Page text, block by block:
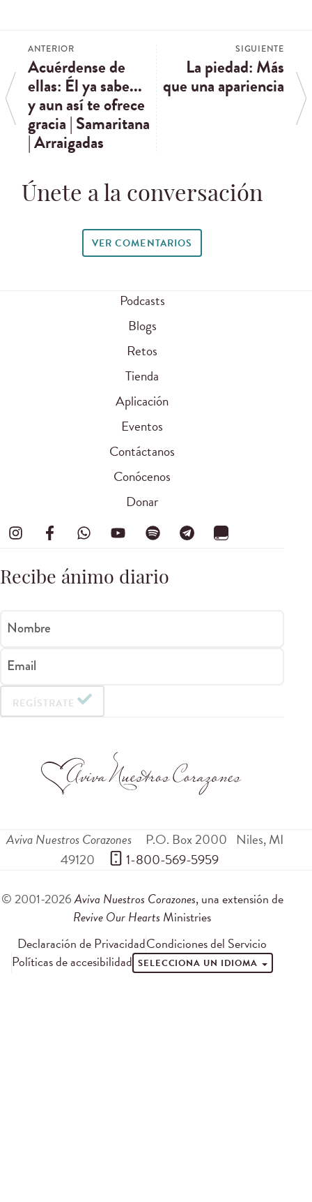
ANTERIOR
Acuérdense de
ellas: Él ya sabe...
y aun así te ofrece
gracia | Samaritana
| Arraigadas
SIGUIENTE
La piedad: Más
que una apariencia
Únete a la conversación
VER COMENTARIOS
Podcasts
Blogs
Retos
Tienda
Aplicación
Eventos
Contáctanos
Conócenos
Donar
Recibe ánimo diario
Nombre
Email
REGÍSTRATE
Aviva Nuestros Corazones P.O. Box 2000 Niles,MI
49120
1-800-569-5959
© 2001-2026Aviva Nuestros Corazones, una extensión de
Revive Our Hearts Ministries
Declaración de PrivacidadCondiciones del Servicio
Políticas de accesibilidad SELECCIONA UN IDIOMA